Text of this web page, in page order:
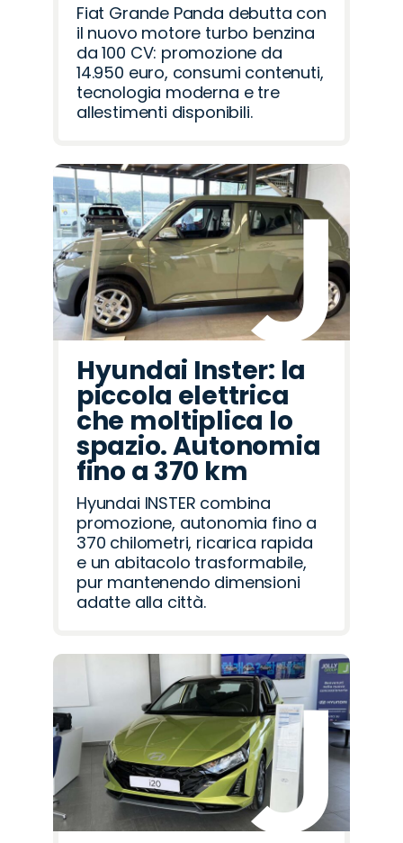
Fiat Grande Panda debutta con
il nuovo motore turbo benzina
da 100 CV: promozione da
14.950 euro, consumi contenuti,
tecnologia moderna e tre
allestimenti disponibili.
Hyundai Inster: la
piccola elettrica
che moltiplica lo
spazio. Autonomia
fino a 370 km
Hyundai INSTER combina
promozione, autonomia fino a
370 chilometri, ricarica rapida
e un abitacolo trasformabile,
pur mantenendo dimensioni
adatte alla città.